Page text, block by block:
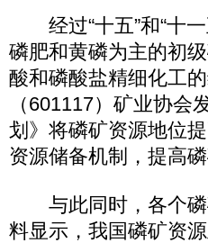
经过“十五”和“十一
磷肥和黄磷为主的初
酸和磷酸盐精细化工
（601117）矿业协会
划》将磷矿资源地位
资源储备机制，提高
与此同时，各个磷
料显示，我国磷矿资